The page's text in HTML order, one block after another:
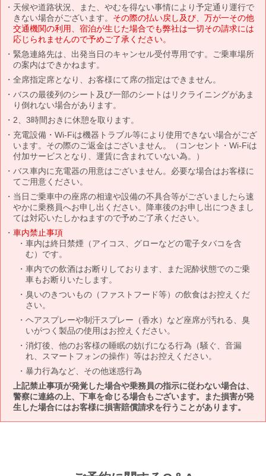
天候や道路状況、また、やむを得ない事情により予定通り運行で
きない場合がございます。 その際の払い戻し及び、万が一その他
交通機関の利用、宿泊が生じた場合でも弊社は一切その請求には
応じられませんので予めご了承ください。
緊急連絡先は、出発当日のキャンセル受付専用です。ご乗車場所
の案内はできかねます。
全席指定席となり、お客様にて席の指定はできません。
バスの最後列のシート及び一部のシートはリクライニングがあま
り倒れない場合があります。
2、3時間おきに休憩を取ります。
充電設備・Wi-Fiは機器トラブル等により使用できない場合がござ
います。その際のご返金はございません。（コンセント・Wi-Fiは
付加サービスとなり、運賃に含まれていない為。）
バス車内に充電器の用意はございません。必要な場合はお客様に
てご用意ください。
当日ご乗車中の座席の相違や設備の不具合等がございましたら速
やかに乗務員へお申し出ください。降車後のお申し出につきまし
ては対応いたしかねますので予めご了承ください。
車内禁止事項
車内は終日禁煙（アイコス、グローなどの電子タバコを含
む）です。
車内での飲酒はお断りしております、また泥酔状態でのご乗
車もお断りいたします。
臭いのきついもの（ファストフード等）の飲食はお控えくだ
さい。
ヘアスプレーや制汗スプレー（香水）など座席が汚れる、臭
いがつく製品の使用はお控えください。
消灯後、他のお客様の睡眠の妨げになる行為（騒ぐ、音漏
れ、スマートフォンの操作）等はお控えください。
暴力行為など、その他迷惑行為
上記禁止事項が発覚した場合や乗務員の指示に従わない場合は、
警察に連絡の上、下車を命じる場合もございます。また損害が発
生した場合にはお客様に損害賠償請求を行うことがあります。